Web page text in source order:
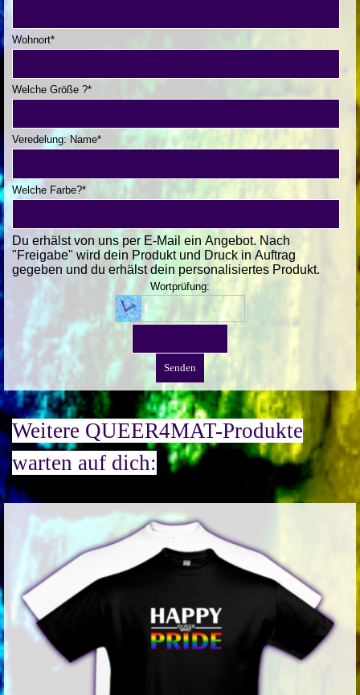
Wohnort*
Welche Größe ?*
Veredelung: Name*
Welche Farbe?*
Du erhälst von uns per E-Mail ein Angebot. Nach
"Freigabe" wird dein Produkt und Druck in Auftrag
gegeben und du erhälst dein personalisiertes Produkt.
Wortprüfung:
Weitere QUEER4MAT-Produkte
warten auf dich: